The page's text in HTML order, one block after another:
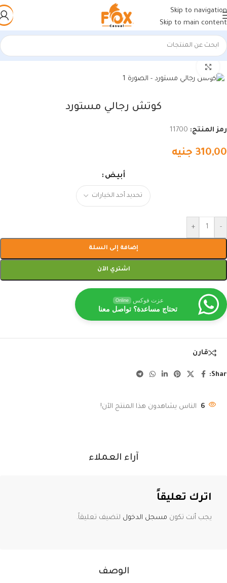
Skip to navigation
Skip to main content
الرئيسية/أحذية رجالي/كوتشي رجالي
كوتش رجالي مستورد
رمز المنتج: 11700
310,00 جنيه
أبيض
-
+
إضافة إلى السلة
اشتري الآن
عزت فوكس Online
تحتاج مساعدة؟ تواصل معنا
قارن
6 الناس يشاهدون هذا المنتج الآن!
الوصف
آراء العملاء
اترك تعليقاً
يجب أنت تكون مسجل الدخول لتضيف تعليقاً.